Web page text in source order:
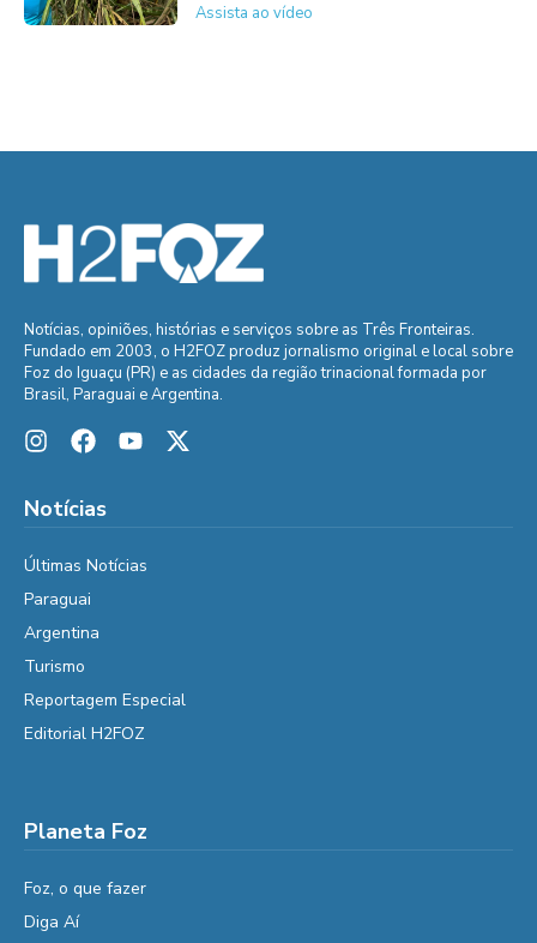
Assista ao vídeo
Notícias, opiniões, histórias e serviços sobre as Três Fronteiras.
Fundado em 2003, o H2FOZ produz jornalismo original e local sobre
Foz do Iguaçu (PR) e as cidades da região trinacional formada por
Brasil, Paraguai e Argentina.
Notícias
Últimas Notícias
Paraguai
Argentina
Turismo
Reportagem Especial
Editorial H2FOZ
Planeta Foz
Foz, o que fazer
Diga Aí